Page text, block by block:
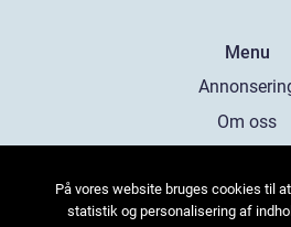
Menu
Om oss
Kontakta
På vores website bruges cookies til
statistik og personalisering af